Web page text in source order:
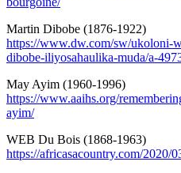
Martin Dibobe (1876-1922)
https://www.dw.com/sw/ukoloni-
dibobe-iliyosahaulika-muda/a-
May Ayim (1960-1996)
https://www.aaihs.org/
ayim/
WEB Du Bois (1868-1963)
https://africasacountry.com/2020/